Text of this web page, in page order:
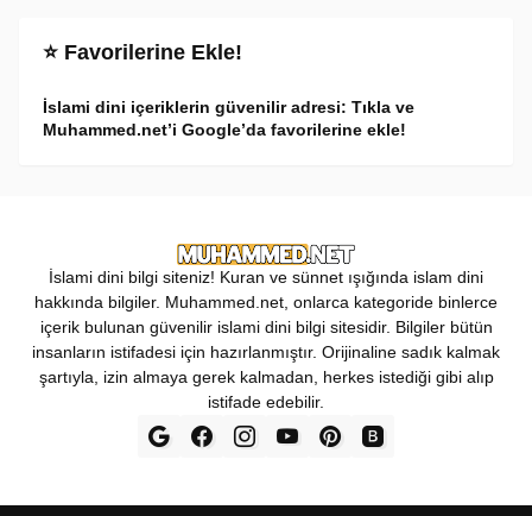
⭐ Favorilerine Ekle!
İslami dini içeriklerin güvenilir adresi: Tıkla ve
Muhammed.net’i Google’da favorilerine ekle!
İslami dini bilgi siteniz! Kuran ve sünnet ışığında islam dini
hakkında bilgiler. Muhammed.net, onlarca kategoride binlerce
içerik bulunan güvenilir islami dini bilgi sitesidir. Bilgiler bütün
insanların istifadesi için hazırlanmıştır. Orijinaline sadık kalmak
şartıyla, izin almaya gerek kalmadan, herkes istediği gibi alıp
istifade edebilir.